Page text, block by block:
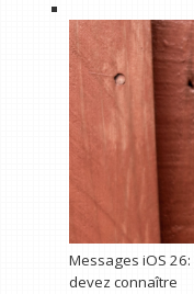
Messages iOS
devez connaître